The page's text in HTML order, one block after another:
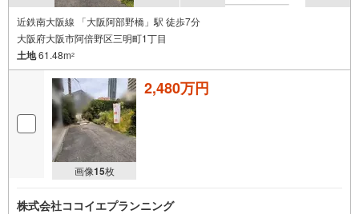
近鉄南大阪線 「大阪阿部野橋」駅 徒歩7分
大阪府大阪市阿倍野区三明町1丁目
土地61.48m2
画像15枚
2,480万円
株式会社ココイエプランニング